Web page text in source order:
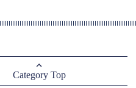
Category Top